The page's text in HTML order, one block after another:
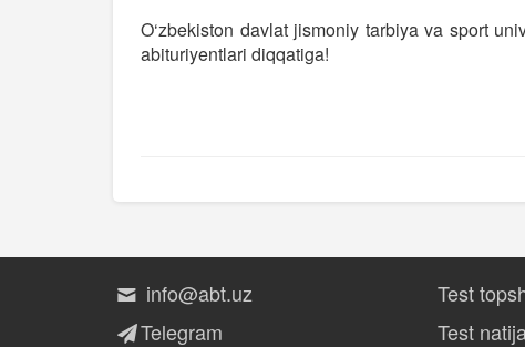
O‘zbekiston davlat jismoniy tarbiya va sport
abituriyentlari diqqatiga!
info@abt.uz
Telegram
Test
Test